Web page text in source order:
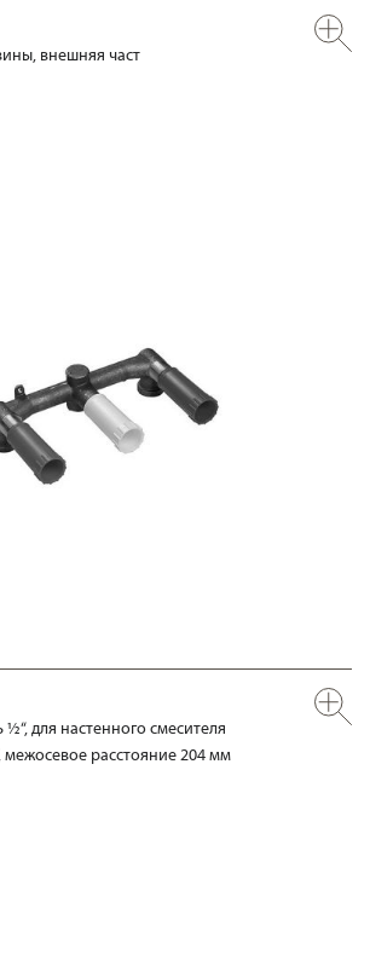
внешняя част
для настенного смесителя
расстояние 204 мм